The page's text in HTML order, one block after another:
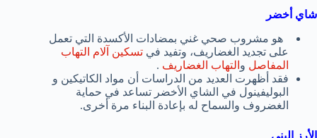
شاي أخضر
هو مشروب صحي غني بمضادات الأكسدة التي تعمل
على تجديد الغضاريف، وتفيد في تسكين آلام التهاب
المفاصل و التهاب الغضاريف .
فقد أظهرت العديد من الدراسات أن مواد الكاتيكين و
البوليفينول في الشاي الأخضر تساعد في حماية
الغضروف والسماح له بإعادة البناء مرة أخرى.
الأرز البني